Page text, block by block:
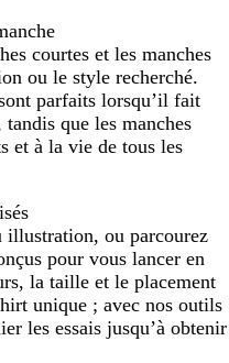
courtes et les manches
ou le style recherché.
parfaits lorsqu’il fait
que les manches
et à la vie de tous les
illustration, ou parcourez
pour vous lancer en
la taille et le placement
unique ; avec nos outils
les essais jusqu’à obtenir